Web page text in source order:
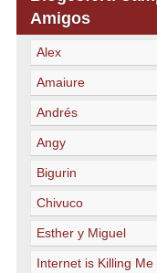
Amigos
Alex
Amaiure
Andrés
Angy
Bigurin
Chivuco
Esther y Miguel
Internet is Killing Me